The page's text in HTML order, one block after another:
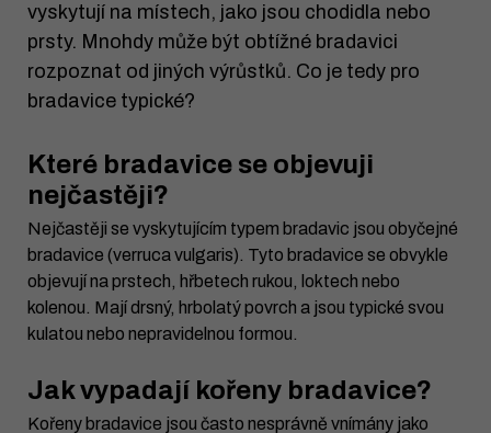
vyskytují na místech, jako jsou chodidla nebo
prsty. Mnohdy může být obtížné bradavici
rozpoznat od jiných výrůstků. Co je tedy pro
bradavice typické?
Které bradavice se objevuji
nejčastěji?
Nejčastěji se vyskytujícím typem bradavic jsou obyčejné
bradavice (verruca vulgaris). Tyto bradavice se obvykle
objevují na prstech, hřbetech rukou, loktech nebo
kolenou. Mají drsný, hrbolatý povrch a jsou typické svou
kulatou nebo nepravidelnou formou.
Jak vypadají kořeny bradavice?
Kořeny bradavice jsou často nesprávně vnímány jako